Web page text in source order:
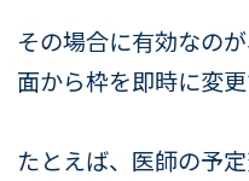
その場合に有効なの
面から枠を即時に変更
たとえば、医師の予